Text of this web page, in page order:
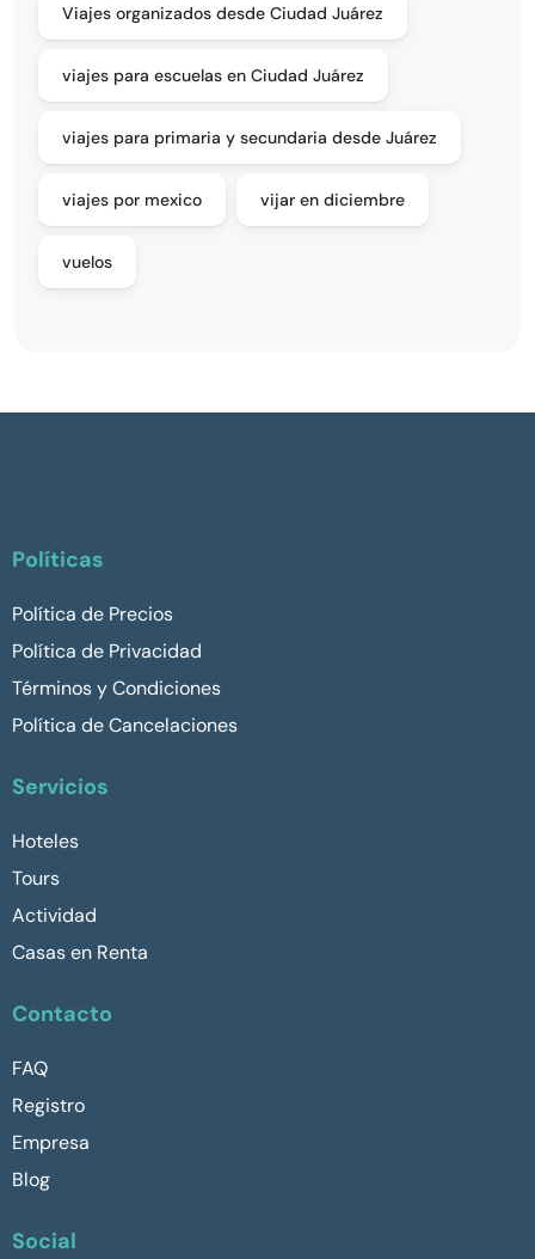
Viajes organizados desde Ciudad Juárez
viajes para escuelas en Ciudad Juárez
viajes para primaria y secundaria desde Juárez
viajes por mexico vijar en diciembre
vuelos
Políticas
Política de Precios
Política de Privacidad
Términos y Condiciones
Política de Cancelaciones
Servicios
Hoteles
Tours
Actividad
Casas en Renta
Contacto
FAQ
Registro
Empresa
Blog
Social